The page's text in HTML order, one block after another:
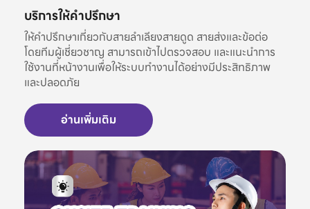
บริการให้คำปรึกษา
ให้คำปรึกษาเกี่ยวกับสายลำเลียงสายดูด สายส่งและข้อต่อ
โดยทีมผู้เชี่ยวชาญ สามารถเข้าไปตรวจสอบ และแนะนำการ
ใช้งานที่หน้างานเพื่อให้ระบบทำงานได้อย่างมีประสิทธิภาพ
และปลอดภัย
อ่านเพิ่มเติม